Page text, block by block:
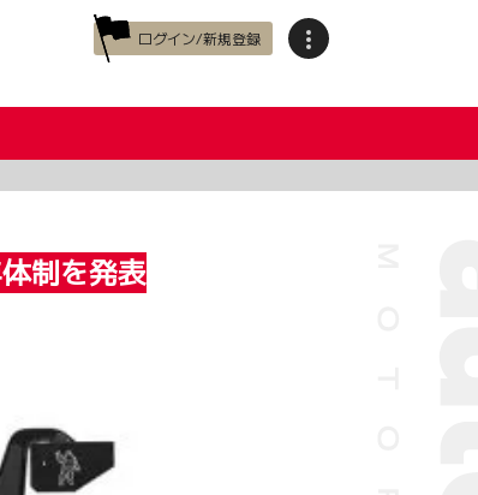
ログイン/新規登録
制を発表